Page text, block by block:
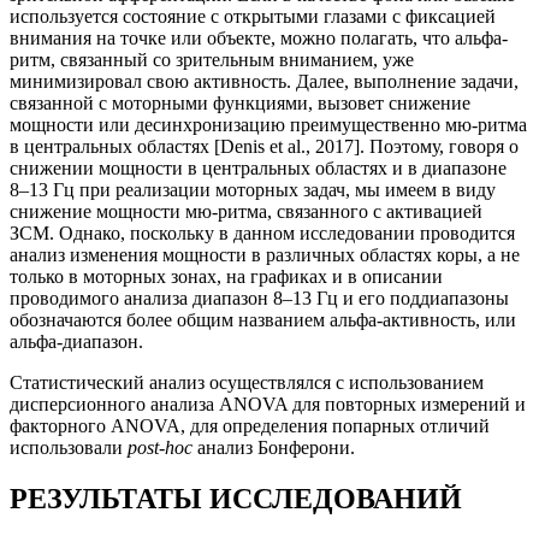
используется состояние с открытыми глазами с фиксацией
внимания на точке или объекте, можно полагать, что альфа-
ритм, связанный со зрительным вниманием, уже
минимизировал свою активность. Далее, выполнение задачи,
связанной с моторными функциями, вызовет снижение
мощности или десинхронизацию преимущественно мю-ритма
в центральных областях [Denis et al., 2017]. Поэтому, говоря о
снижении мощности в центральных областях и в диапазоне
8–13 Гц при реализации моторных задач, мы имеем в виду
снижение мощности мю-ритма, связанного с активацией
ЗСМ. Однако, поскольку в данном исследовании проводится
анализ изменения мощности в различных областях коры, а не
только в моторных зонах, на графиках и в описании
проводимого анализа диапазон 8–13 Гц и его поддиапазоны
обозначаются более общим названием альфа-активность, или
альфа-диапазон.
Статистический анализ осуществлялся с использованием
дисперсионного анализа ANOVA для повторных измерений и
факторного ANOVA, для определения попарных отличий
использовали post-hoc анализ Бонферони.
РЕЗУЛЬТАТЫ ИССЛЕДОВАНИЙ